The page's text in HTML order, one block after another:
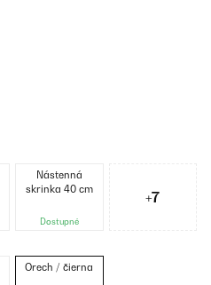
Nástenná
skrinka 40 cm
Dostupné
+7
Orech / čierna